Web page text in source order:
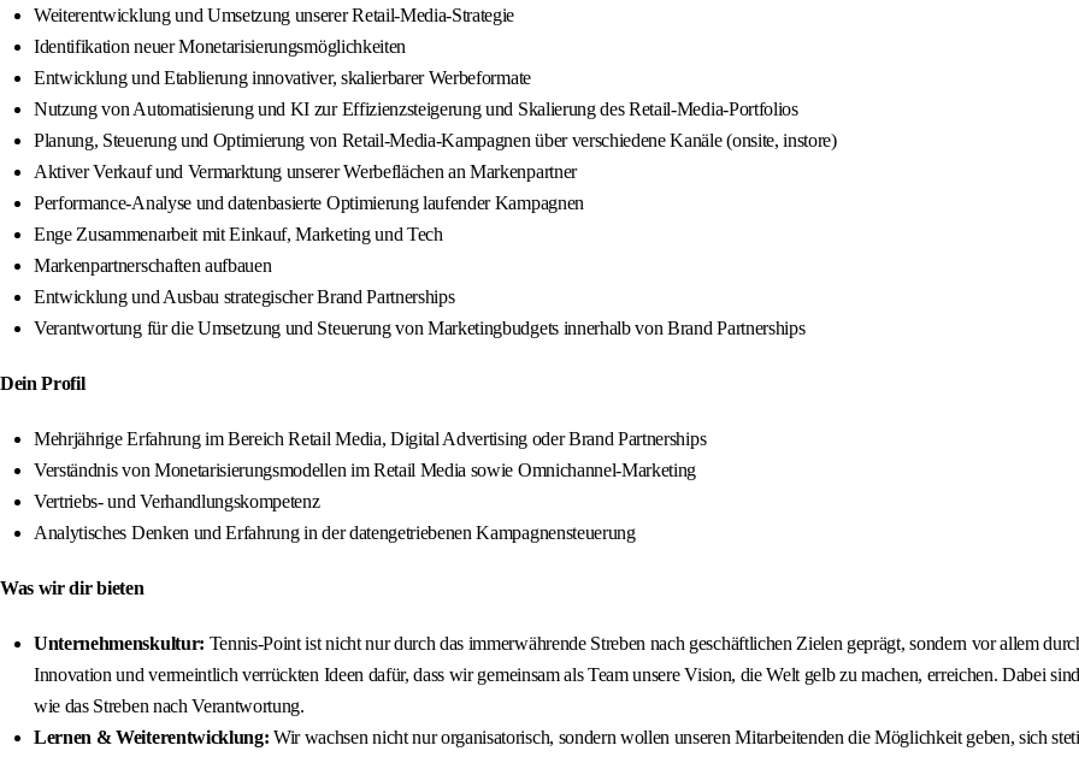
Weiterentwicklung und Umsetzung unserer Retail-Media-Strategie
Identifikation neuer Monetarisierungsmöglichkeiten
Entwicklung und Etablierung innovativer, skalierbarer Werbeformate
Nutzung von Automatisierung und KI zur Effizienzsteigerung und Skalierung des Retail-Media-Portfolios
Planung, Steuerung und Optimierung von Retail-Media-Kampagnen über verschiedene Kanäle (onsite, instore)
Aktiver Verkauf und Vermarktung unserer Werbeflächen an Markenpartner
Performance-Analyse und datenbasierte Optimierung laufender Kampagnen
Enge Zusammenarbeit mit Einkauf, Marketing und Tech
Markenpartnerschaften aufbauen
Entwicklung und Ausbau strategischer Brand Partnerships
Verantwortung für die Umsetzung und Steuerung von Marketingbudgets innerhalb von Brand Partnerships
Dein Profil
Mehrjährige Erfahrung im Bereich Retail Media, Digital Advertising oder Brand Partnerships
Verständnis von Monetarisierungsmodellen im Retail Media sowie Omnichannel-Marketing
Vertriebs- und Verhandlungskompetenz
Analytisches Denken und Erfahrung in der datengetriebenen Kampagnensteuerung
Was wir dir bieten
Unternehmenskultur: Tennis-Point ist nicht nur durch das immerwährende Streben nach geschäftlichen Zielen geprägt, sondern vor allem
Innovation und vermeintlich verrückten Ideen dafür, dass wir gemeinsam als Team unsere Vision, die Welt gelb zu machen, erreichen. Dabei
wie das Streben nach Verantwortung.
Lernen & Weiterentwicklung: Wir wachsen nicht nur organisatorisch, sondern wollen unseren Mitarbeitenden die Möglichkeit geben, sich